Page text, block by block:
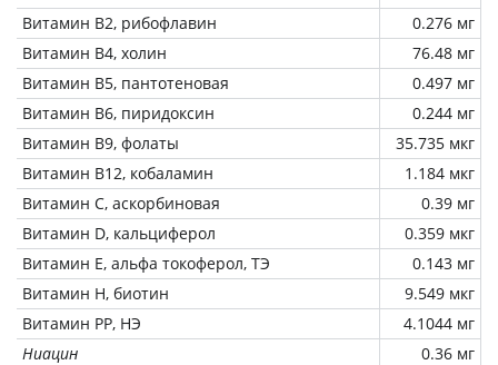
Витамин В2, рибофлавин
0.276 мг
Витамин В4, холин
76.48 мг
Витамин В5, пантотеновая
0.497 мг
Витамин В6, пиридоксин
0.244 мг
Витамин В9, фолаты
35.735 мкг
Витамин В12, кобаламин
1.184 мкг
Витамин C, аскорбиновая
0.39 мг
Витамин D, кальциферол
0.359 мкг
Витамин Е, альфа токоферол, ТЭ
0.143 мг
Витамин Н, биотин
9.549 мкг
Витамин РР, НЭ
4.1044 мг
Ниацин
0.36 мг